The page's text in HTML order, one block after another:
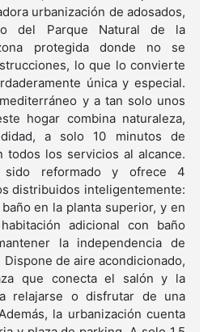
urbanización de adosados,
del Parque Natural de la
protegida donde no se
lo que lo convierte
única y especial.
y a tan solo unos
hogar combina naturaleza,
a solo 10 minutos de
todos los servicios al alcance.
sido reformado y ofrece 4
distribuidos inteligentemente:
en la planta superior, y en
adicional con baño
la independencia de
de aire acondicionado,
que conecta el salón y la
relajarse o disfrutar de una
la urbanización cuenta